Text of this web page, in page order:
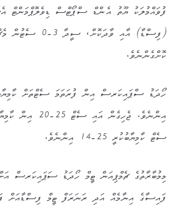
ފުވައްމުލަކު ޔޫތު އެންޑް ސްޕޯޓްސް
(ފިސްޑާ) އާއި ވާދަކޮށް،
ކޮށްގެންނެވެ.
އިންނެވެ. ޖެހިގެން
ސެޓް ކާމިޔާބުކުރީ 25-14 އިންނެވެ.
މިމުބާރާތުގެ ޗެމްޕިއަން ޓީމް ހޯދަޑު ސަޕައިކަރސް
ފައިސާގެ އިނާމެއް އަދި ރަނަރަފް ޓީމް